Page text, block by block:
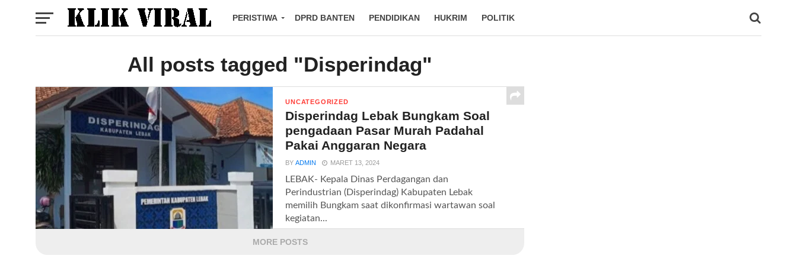
PERISTIWA DPRD BANTEN PENDIDIKAN HUKRIM POLITIK
All posts tagged "Disperindag"
UNCATEGORIZED
Disperindag Lebak Bungkam Soal
pengadaan Pasar Murah Padahal
Pakai Anggaran Negara
BYADMIN MARET 13, 2024
LEBAK- Kepala Dinas Perdagangan dan
Perindustrian (Disperindag) Kabupaten Lebak
memilih Bungkam saat dikonfirmasi wartawan soal
kegiatan...
MORE POSTS